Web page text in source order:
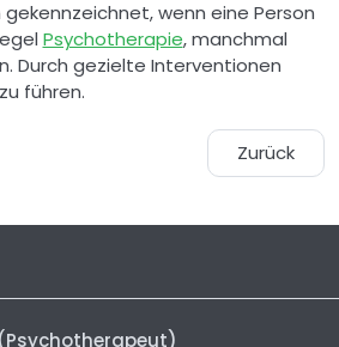
wenn eine Person
Psychotherapie, manchmal
Durch gezielte Interventionen
führen.
Zurück